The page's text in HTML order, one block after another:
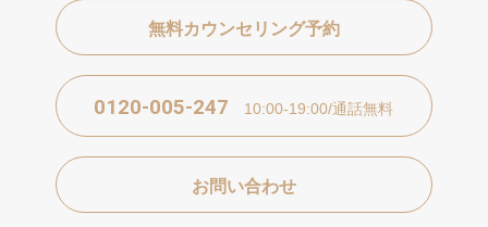
無料カウンセリング予約
0120-005-247 10:00-19:00/通話無料
お問い合わせ